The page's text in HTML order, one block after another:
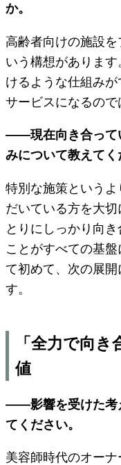
か。
高齢者向けの施設
いう構想がありま
けるような仕組み
サービスになるので
――現在向き合って
みについて教えてく
特別な施策という
だいている方を大
とりにしっかり向
ことがすべての基
て初めて、次の展
す。
「全力で向
値
――影響を受けた考
てください。
美容師時代のオー